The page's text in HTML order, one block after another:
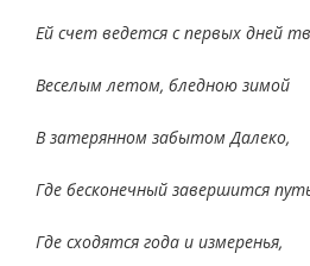
Ей счет ведется с первых дней
Веселым летом, бледною зимой
В затерянном забытом Далеко,
Где бесконечный завершится
Где сходятся года и измеренья,